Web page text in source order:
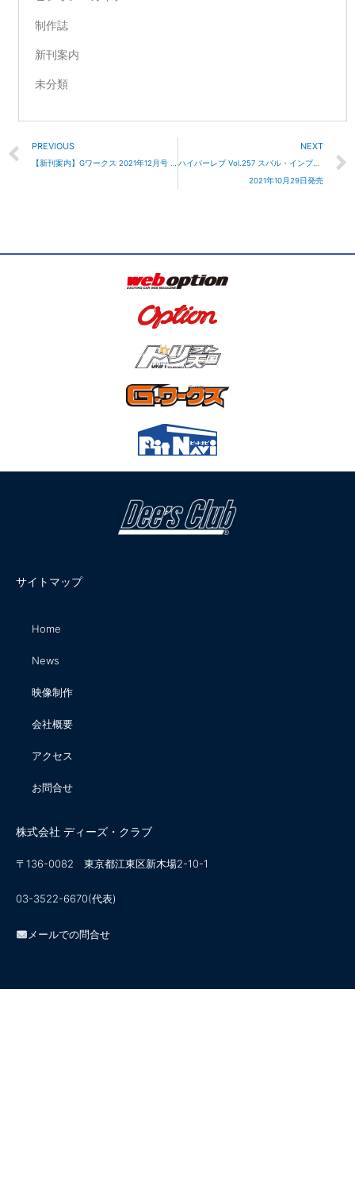
制作誌
新刊案内
未分類
Prev
PREVIOUS
【新刊案内】Gワークス 2021年12月号 10/21発売
NEXT
ハイパーレブ Vol.257 スバル・インプレッサ / WRX No.17
2021年10月29日発売
サイトマップ
Home
News
映像制作
会社概要
アクセス
お問合せ
株式会社 ディーズ・クラブ
〒136-0082 東京都江東区新木場2-10-1
03-3522-6670(代表)
メールでの問合せ